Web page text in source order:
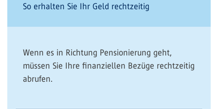
So erhalten Sie Ihr Geld rechtzeitig
Wenn es in Richtung Pensionierung geht,
müssen Sie Ihre finanziellen Bezüge rechtzeitig
abrufen.